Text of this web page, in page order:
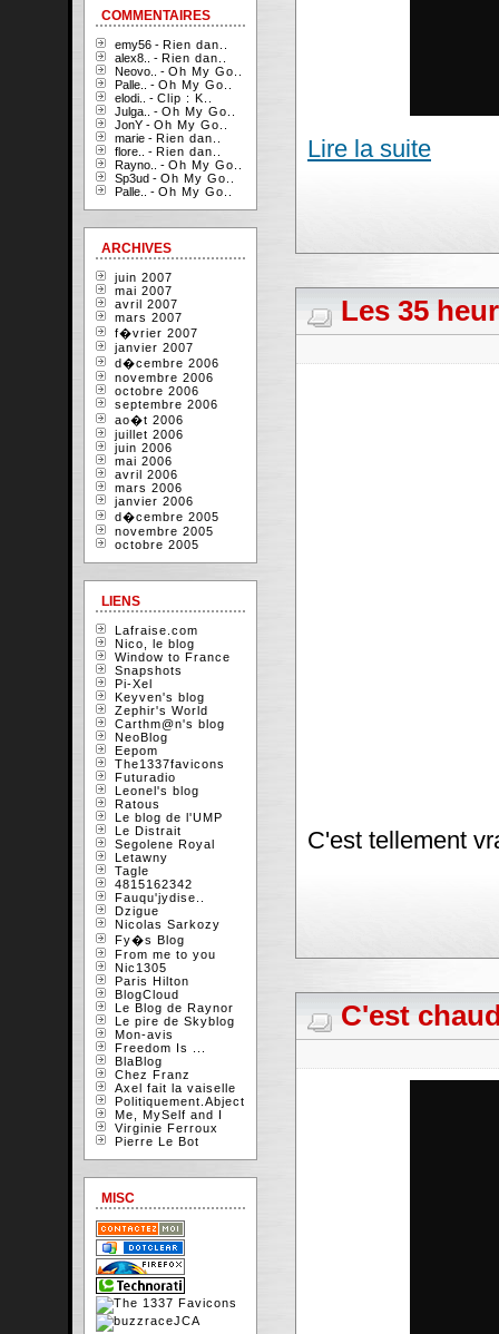
Lire la suite
Les 35
C'est tellement
C'est
COMMENTAIRES
emy56 - Rien dan..
alex8.. - Rien dan..
Neovo.. - Oh My Go..
Palle.. - Oh My Go..
elodi.. - Clip : K..
Julga.. - Oh My Go..
JonY - Oh My Go..
marie - Rien dan..
flore.. - Rien dan..
Rayno.. - Oh My Go..
Sp3ud - Oh My Go..
Palle.. - Oh My Go..
ARCHIVES
juin 2007
mai 2007
avril 2007
mars 2007
f�vrier 2007
janvier 2007
d�cembre 2006
novembre 2006
octobre 2006
septembre 2006
ao�t 2006
juillet 2006
juin 2006
mai 2006
avril 2006
mars 2006
janvier 2006
d�cembre 2005
novembre 2005
octobre 2005
LIENS
Lafraise.com
Nico, le blog
Window to France
Snapshots
Pi-Xel
Keyven's blog
Zephir's World
Carthm@n's blog
NeoBlog
Eepom
The1337favicons
Futuradio
Leonel's blog
Ratous
Le blog de l'UMP
Le Distrait
Segolene Royal
Letawny
Tagle
4815162342
Fauqu'jydise..
Dzigue
Nicolas Sarkozy
Fy�s Blog
From me to you
Nic1305
Paris Hilton
BlogCloud
Le Blog de Raynor
Le pire de Skyblog
Mon-avis
Freedom Is ...
BlaBlog
Chez Franz
Axel fait la vaiselle
Politiquement.Abject
Me, MySelf and I
Virginie Ferroux
Pierre Le Bot
MISC